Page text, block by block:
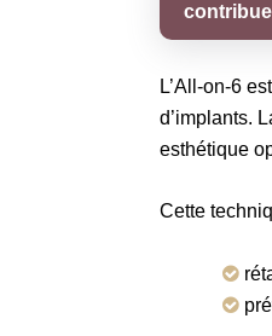
L’All-on-6
d’implants.
esthétique
Cette